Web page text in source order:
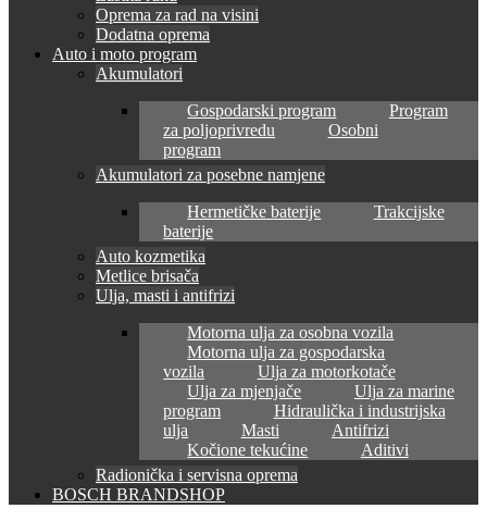
Oprema za rad na visini
Dodatna oprema
Auto i moto program
Akumulatori
Gospodarski program
Program
za poljoprivredu
Osobni
program
Akumulatori za posebne namjene
Hermetičke baterije
Trakcijske
baterije
Auto kozmetika
Metlice brisača
Ulja, masti i antifrizi
Motorna ulja za osobna vozila
Motorna ulja za gospodarska
vozila
Ulja za motorkotače
Ulja za mjenjače
Ulja za marine
program
Hidraulička i industrijska
ulja
Masti
Antifrizi
Kočione tekućine
Aditivi
Radionička i servisna oprema
BOSCH BRANDSHOP